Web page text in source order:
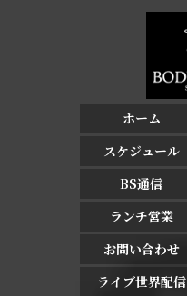
ホーム
スケジュール
BS通信
ランチ営業
お問い合わせ
ライブ世界配信